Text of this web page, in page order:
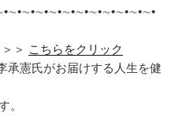
＞ こちらをクリック
承憲氏がお届けする人生を健
。